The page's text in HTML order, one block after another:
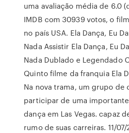
uma avaliação média de 6.0
IMDB com 30939 votos, o
no país USA. Ela Dança, Eu
Nada Assistir Ela Dança, Eu
Nada Dublado e Legendado
Quinto filme da franquia Ela
Na nova trama, um grupo de
participar de uma
dança em Las Vegas. capaz
rumo de suas carreiras. 11/07/